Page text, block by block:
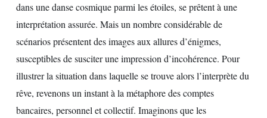
dans une danse cosmique parmi les étoiles, se prêtent à une
interprétation assurée. Mais un nombre considérable de
scénarios présentent des images aux allures d’énigmes,
susceptibles de susciter une impression d’incohérence. Pour
illustrer la situation dans laquelle se trouve alors l’interprète du
rêve, revenons un instant à la métaphore des comptes
bancaires, personnel et collectif. Imaginons que les